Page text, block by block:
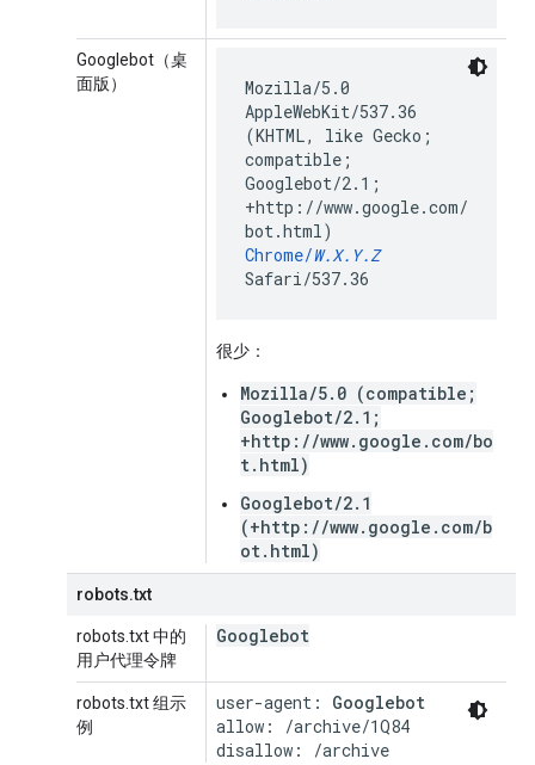
Googlebot（桌
面版）
Mozilla/5.0
AppleWebKit/537.36
(KHTML, like Gecko;
compatible;
Googlebot/2.1;
+http://www.google.com/
bot.html)
Chrome/W.X.Y.Z
Safari/537.36
很少：
Mozilla/5.0 (compatible;
Googlebot/2.1;
+http://www.google.com/bo
t.html)
Googlebot/2.1
(+http://www.google.com/b
ot.html)
robots.txt
robots.txt 中的
用户代理令牌
Googlebot
robots.txt 组示
例
user-agent: Googlebot
allow: /archive/1Q84
disallow: /archive